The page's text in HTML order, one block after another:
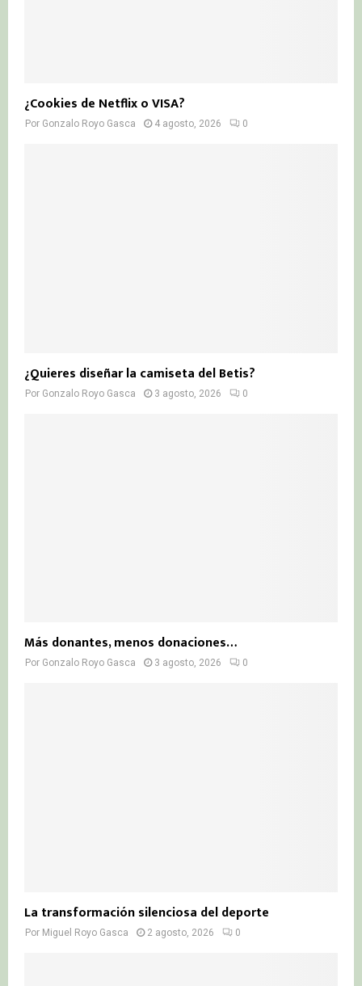
¿Cookies de Netflix o VISA?
Por Gonzalo Royo Gasca 4 agosto, 2026 0
¿Quieres diseñar la camiseta del Betis?
Por Gonzalo Royo Gasca 3 agosto, 2026 0
Más donantes, menos donaciones…
Por Gonzalo Royo Gasca 3 agosto, 2026 0
La transformación silenciosa del deporte
Por Miguel Royo Gasca 2 agosto, 2026 0